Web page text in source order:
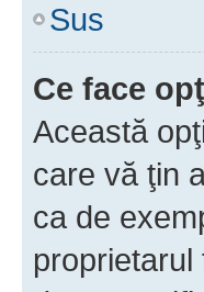
Sus
Ce face
Această
care vă ţin
ca de